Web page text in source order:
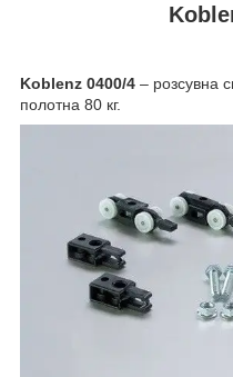
Koblenz 0400/4 – розсувна
полотна 80 кг.